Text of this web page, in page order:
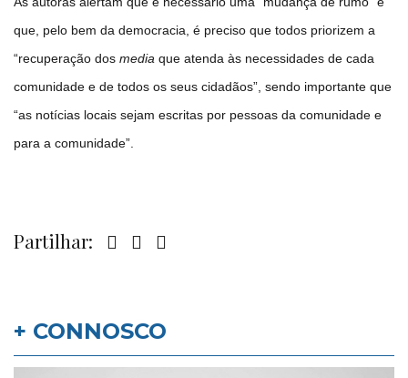
que, pelo bem da democracia, é preciso que todos priorizem a
“recuperação dos media que atenda às necessidades de cada
comunidade e de todos os seus cidadãos”, sendo importante que
“as notícias locais sejam escritas por pessoas da comunidade e
para a comunidade”.
Partilhar:
+ CONNOSCO